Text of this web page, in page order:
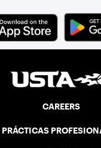
CAREERS
PRÁCTICAS